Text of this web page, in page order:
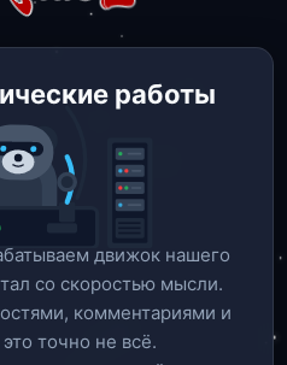
работы
движок нашего
со скоростью мысли.
комментариями и
точно не всё.